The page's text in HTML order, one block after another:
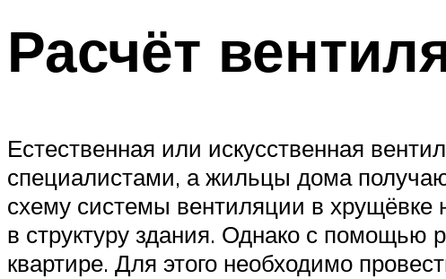
Расчёт
Естественная или искусственная
специалистами, а жильцы дома
схему системы вентиляции в хрущёвке
в структуру здания. Однако с помощью
квартире. Для этого необходимо